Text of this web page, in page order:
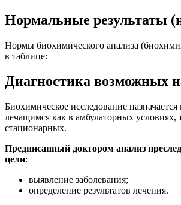
Нормальные результаты
Нормы биохимического анализа
в таблице:
Диагностика возможных
Биохимическое исследование
лечащимся как в амбулаторных условиях,
стационарных.
Предписанный доктором анализ
цели:
выявление заболевания;
определение результатов лечения.